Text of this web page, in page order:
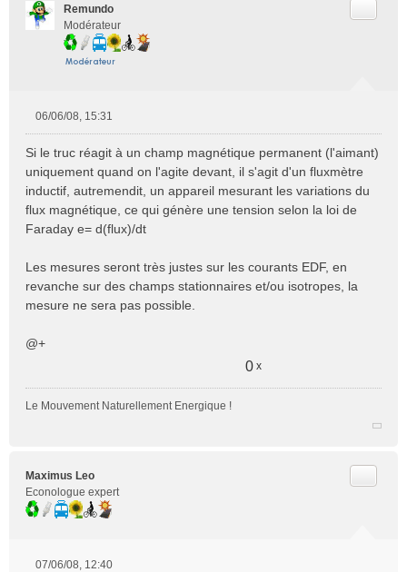
Remundo
Modérateur
s
s
a
g
e
n
l
u
06/06/08, 15:31
Si le truc réagit à un champ magnétique permanent (l'aimant)
uniquement quand on l'agite devant, il s'agit d'un fluxmètre
inductif, autremendit, un appareil mesurant les variations du
flux magnétique, ce qui génère une tension selon la loi de
Faraday e= d(flux)/dt
Les mesures seront très justes sur les courants EDF, en
revanche sur des champs stationnaires et/ou isotropes, la
mesure ne sera pas possible.
@+
0 x
Le Mouvement Naturellement Energique !
Maximus Leo
Econologue expert
07/06/08, 12:40